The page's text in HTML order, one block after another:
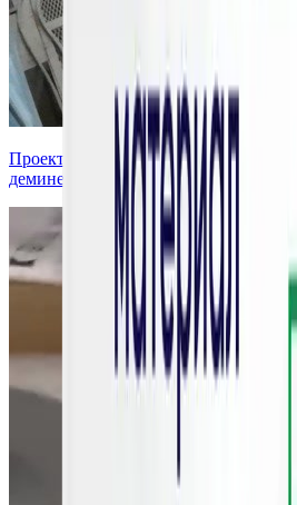
Проектирование и изготовление
деминерализации воды